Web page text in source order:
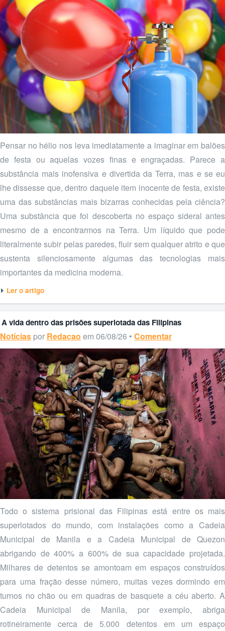
Pensar no hélio nos leva imediatamente a imaginar em balões
de festa ou aquelas vozes finas e engraçadas. Parece a
substância mais inofensiva e divertida da Terra, mas e se eu
lhe dissesse que, dentro daquele item inocente de festa, existe
uma das substâncias mais bizarras conhecidas pela ciência?
Uma substância que foi descoberta no espaço sideral antes
mesmo de a encontrarmos na Terra. Um líquido que pode
literalmente subir pelas paredes, fluir sem qualquer atrito e que
sustenta silenciosamente algumas das tecnologias mais
importantes da medicina moderna.
Ler o artigo
A vida dentro das prisões superlotada das Filipinas
Notícias por Redacao em 06/08/26 • Comentar
Todo o sistema prisional das Filipinas está entre os mais
superlotados do mundo, com instalações como a Cadeia
Municipal de Manila e a Cadeia Municipal de Quezon
abrigando de 400% a 600% de sua capacidade projetada.
Milhares de detentos se amontoam em espaços construídos
para uma fração desse número, muitas vezes dormindo em
turnos no chão ou em quadras de basquete a céu aberto. A
Cadeia Municipal de Manila, por exemplo, abriga
rotineiramente cerca de 5.000 detentos em um espaço